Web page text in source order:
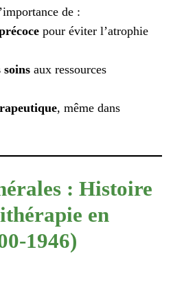
de :
pour éviter l’atrophie
soins aux ressources
, même dans
: Histoire
en
1946)